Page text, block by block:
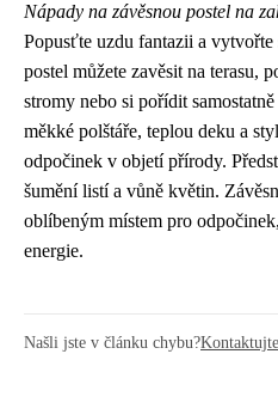
Nápady na závěsnou postel na
Popusťte uzdu fantazii a
postel můžete zavěsit na terasu,
stromy nebo si pořídit
měkké polštáře, teplou deku a
odpočinek v objetí přírody.
šumění listí a vůně květin.
oblíbeným místem pro
energie.
Našli jste v článku chybu?